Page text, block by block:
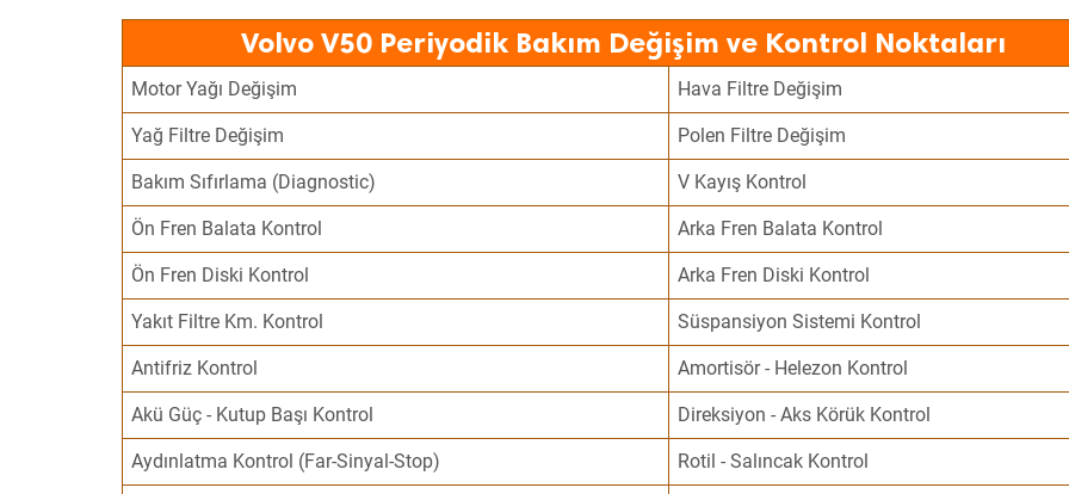
Volvo V50 Periyodik Bakım Değişim ve Kontrol Noktaları
Motor Yağı Değişim Hava Filtre Değişim
Yağ Filtre Değişim Polen Filtre Değişim
Bakım Sıfırlama (Diagnostic) V Kayış Kontrol
Ön Fren Balata Kontrol Arka Fren Balata Kontrol
Ön Fren Diski Kontrol Arka Fren Diski Kontrol
Yakıt Filtre Km. Kontrol Süspansiyon Sistemi Kontrol
Antifriz Kontrol Amortisör - Helezon Kontrol
Akü Güç - Kutup Başı Kontrol Direksiyon - Aks Körük Kontrol
Aydınlatma Kontrol (Far-Sinyal-Stop) Rotil - Salıncak Kontrol